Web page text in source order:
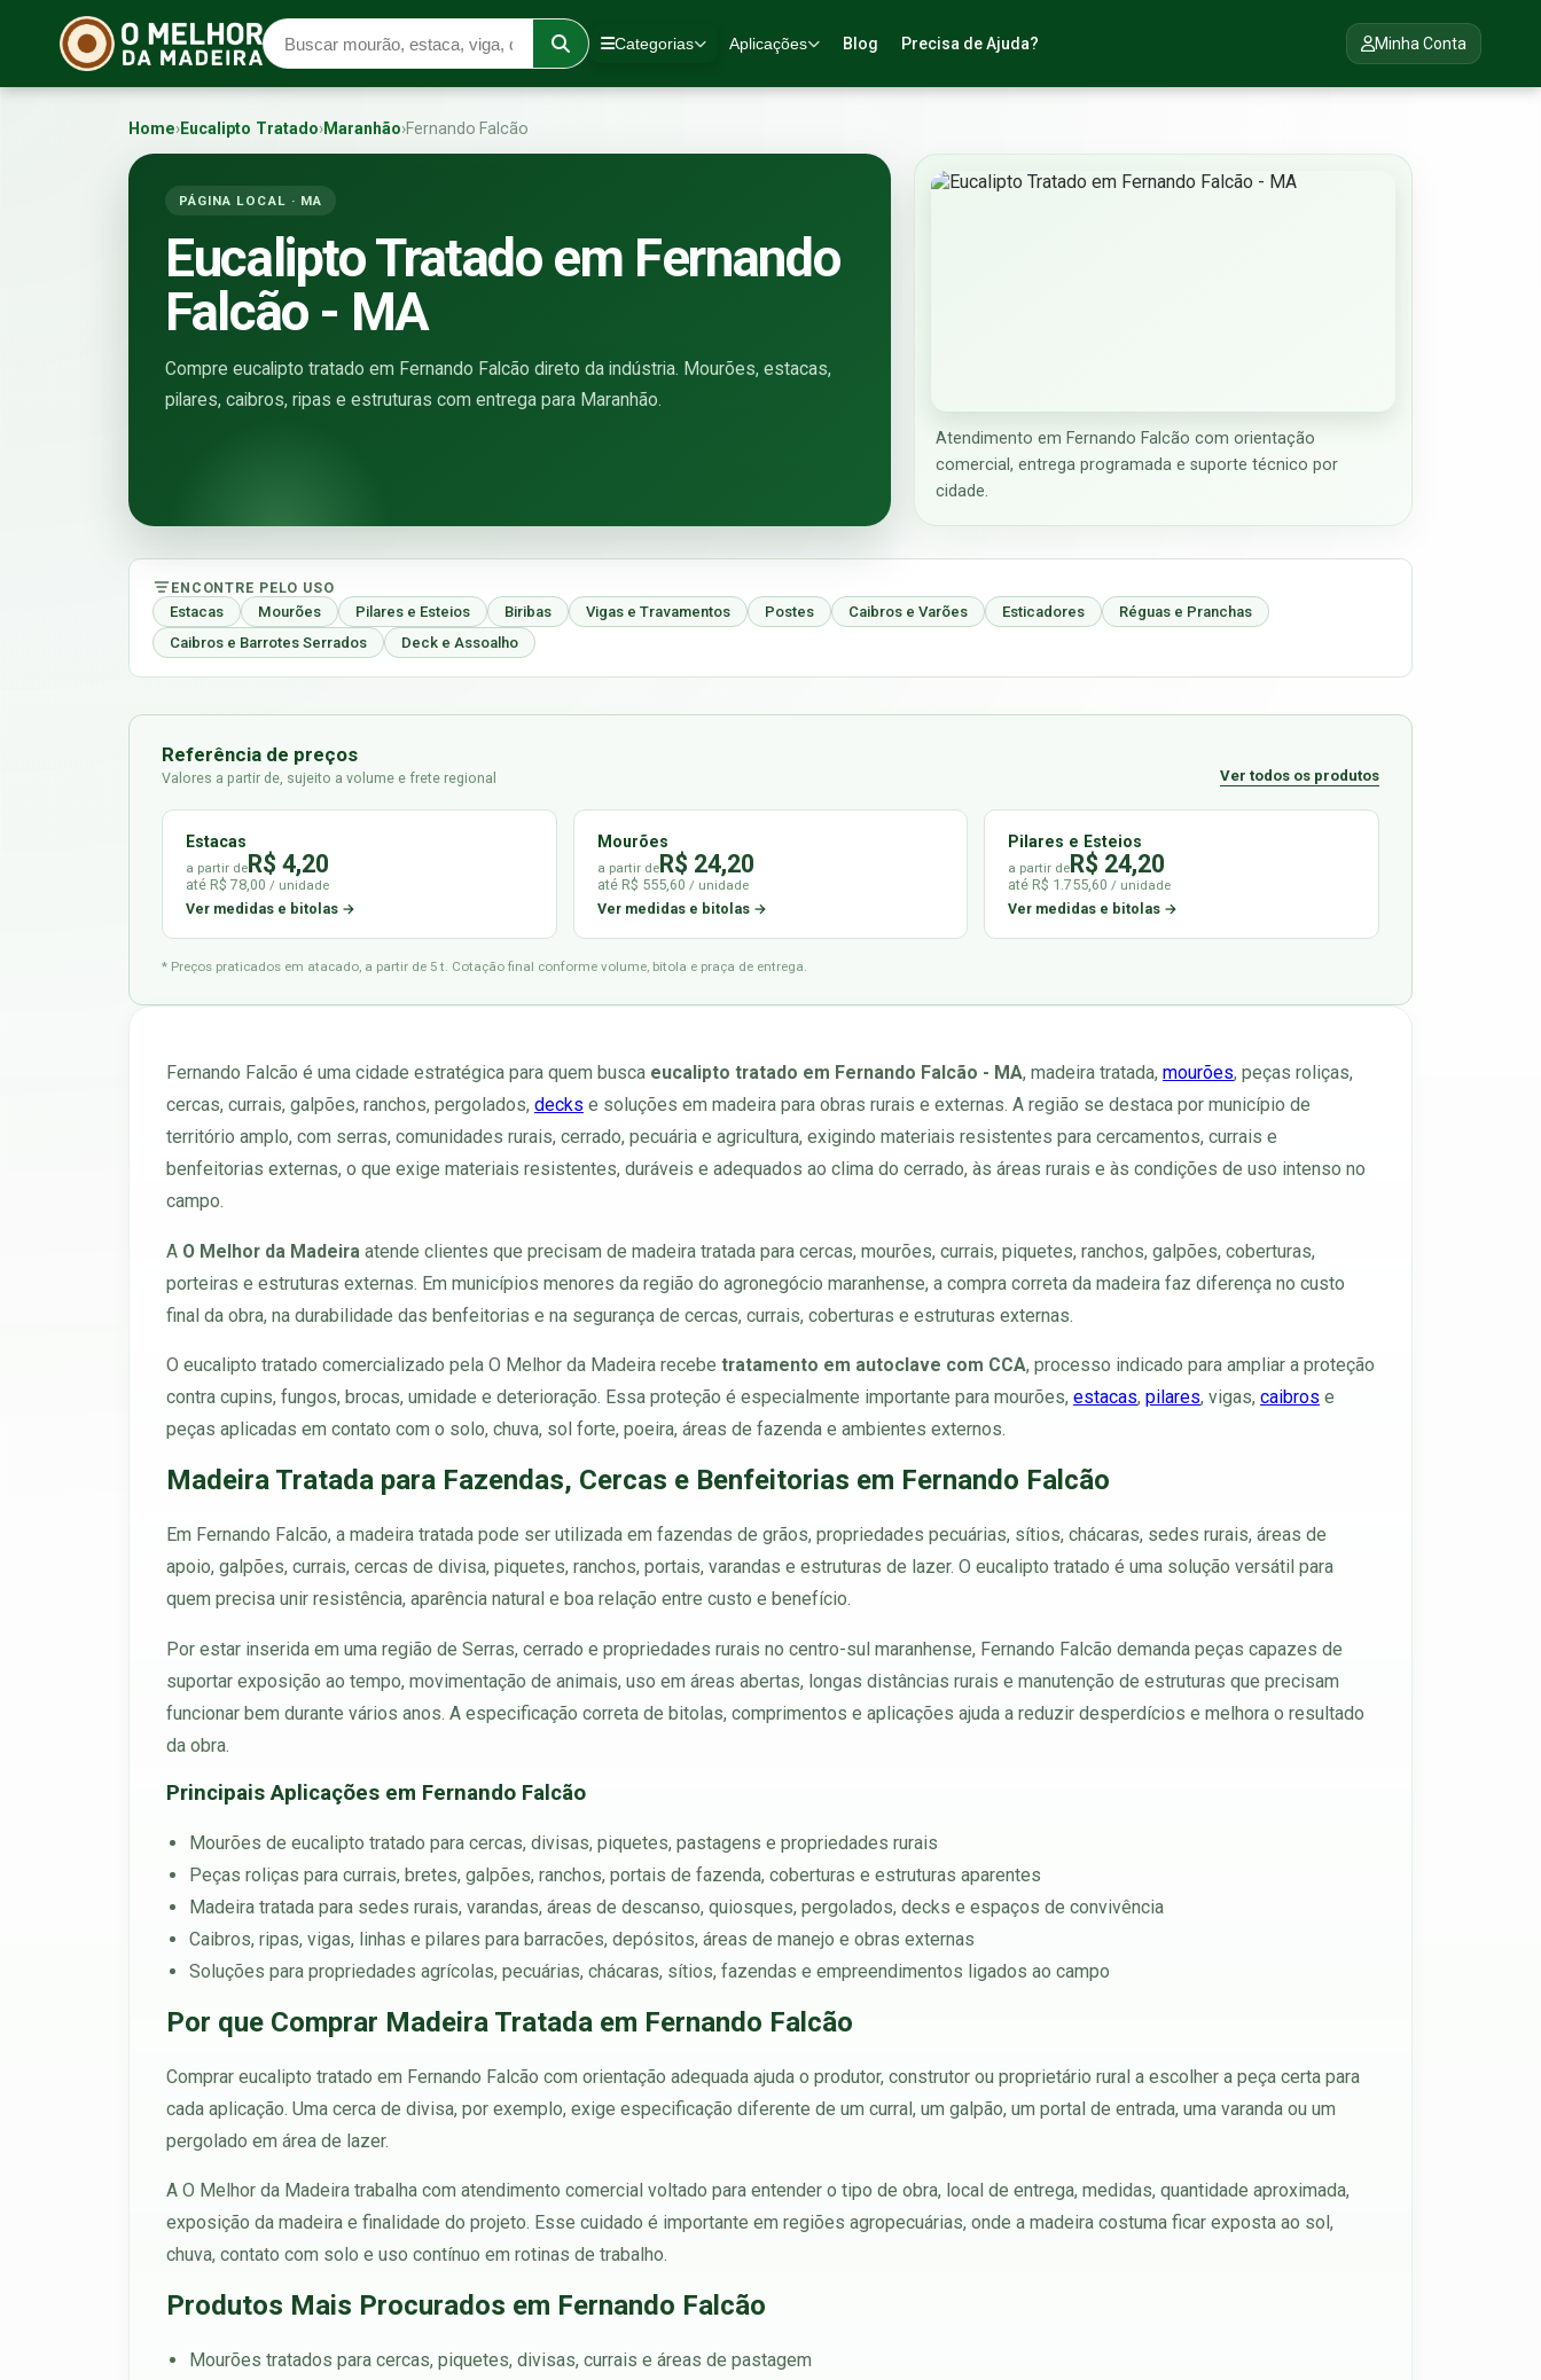
Categorias Aplicações Blog Precisa de Ajuda? Minha Conta
Home›Eucalipto Tratado›Maranhão›Fernando Falcão
PÁGINA LOCAL · MA
Eucalipto Tratado em Fernando
Falcão - MA
Compre eucalipto tratado em Fernando Falcão direto da indústria. Mourões, estacas,
pilares, caibros, ripas e estruturas com entrega para Maranhão.
Atendimento em Fernando Falcão com orientação
comercial, entrega programada e suporte técnico por
cidade.
ENCONTRE PELO USO
Estacas
Mourões Pilares e Esteios Biribas Vigas e Travamentos Postes Caibros e Varões Esticadores
Réguas e Pranchas
Caibros e Barrotes Serrados
Deck e Assoalho
Referência de preços
Valores a partir de, sujeito a volume e frete regional Ver todos os produtos
Estacas
a partir deR$ 4,20
até R$ 78,00 / unidade
Ver medidas e bitolas →
Mourões
a partir deR$ 24,20
até R$ 555,60 / unidade
Ver medidas e bitolas →
Pilares e Esteios
a partir deR$ 24,20
até R$ 1.755,60/ unidade
Ver medidas e bitolas →
* Preços praticados em atacado, a partir de 5 t. Cotação final conforme volume, bitola e praça de entrega.
Fernando Falcão é uma cidade estratégica para quem busca eucalipto tratado em Fernando Falcão - MA, madeira tratada, mourões, peças roliças,
cercas, currais, galpões, ranchos, pergolados, decks e soluções em madeira para obras rurais e externas. A região se destaca por município de
território amplo, com serras, comunidades rurais, cerrado, pecuária e agricultura, exigindo materiais resistentes para cercamentos, currais e
benfeitorias externas, o que exige materiais resistentes, duráveis e adequados ao clima do cerrado, às áreas rurais e às condições de uso intenso no
campo.
A O Melhor da Madeira atende clientes que precisam de madeira tratada para cercas, mourões, currais, piquetes, ranchos, galpões, coberturas,
porteiras e estruturas externas. Em municípios menores da região do agronegócio maranhense, a compra correta da madeira faz diferença no custo
final da obra, na durabilidade das benfeitorias e na segurança de cercas, currais, coberturas e estruturas externas.
O eucalipto tratado comercializado pela O Melhor da Madeira recebe tratamento em autoclave com CCA, processo indicado para ampliar a proteção
contra cupins, fungos, brocas, umidade e deterioração. Essa proteção é especialmente importante para mourões, estacas, pilares, vigas, caibros e
peças aplicadas em contato com o solo, chuva, sol forte, poeira, áreas de fazenda e ambientes externos.
Madeira Tratada para Fazendas, Cercas e Benfeitorias em Fernando Falcão
Em Fernando Falcão, a madeira tratada pode ser utilizada em fazendas de grãos, propriedades pecuárias, sítios, chácaras, sedes rurais, áreas de
apoio, galpões, currais, cercas de divisa, piquetes, ranchos, portais, varandas e estruturas de lazer. O eucalipto tratado é uma solução versátil para
quem precisa unir resistência, aparência natural e boa relação entre custo e benefício.
Por estar inserida em uma região de Serras, cerrado e propriedades rurais no centro-sul maranhense, Fernando Falcão demanda peças capazes de
suportar exposição ao tempo, movimentação de animais, uso em áreas abertas, longas distâncias rurais e manutenção de estruturas que precisam
funcionar bem durante vários anos. A especificação correta de bitolas, comprimentos e aplicações ajuda a reduzir desperdícios e melhora o resultado
da obra.
Principais Aplicações em Fernando Falcão
Mourões de eucalipto tratado para cercas, divisas, piquetes, pastagens e propriedades rurais
Peças roliças para currais, bretes, galpões, ranchos, portais de fazenda, coberturas e estruturas aparentes
Madeira tratada para sedes rurais, varandas, áreas de descanso, quiosques, pergolados, decks e espaços de convivência
Caibros, ripas, vigas, linhas e pilares para barracões, depósitos, áreas de manejo e obras externas
Soluções para propriedades agrícolas, pecuárias, chácaras, sítios, fazendas e empreendimentos ligados ao campo
Por que Comprar Madeira Tratada em Fernando Falcão
Comprar eucalipto tratado em Fernando Falcão com orientação adequada ajuda o produtor, construtor ou proprietário rural a escolher a peça certa para
cada aplicação. Uma cerca de divisa, por exemplo, exige especificação diferente de um curral, um galpão, um portal de entrada, uma varanda ou um
pergolado em área de lazer.
A O Melhor da Madeira trabalha com atendimento comercial voltado para entender o tipo de obra, local de entrega, medidas, quantidade aproximada,
exposição da madeira e finalidade do projeto. Esse cuidado é importante em regiões agropecuárias, onde a madeira costuma ficar exposta ao sol,
chuva, contato com solo e uso contínuo em rotinas de trabalho.
Produtos Mais Procurados em Fernando Falcão
Mourões tratados para cercas, piquetes, divisas, currais e áreas de pastagem